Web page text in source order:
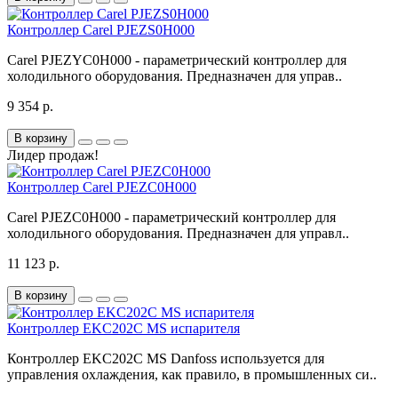
Контроллер Carel PJEZS0H000
Carel PJEZYC0H000 - параметрический контроллер для
холодильного оборудования. Предназначен для управ..
9 354 р.
В корзину
Лидер продаж!
Контроллер Carel PJEZC0H000
Carel PJEZC0H000 - параметрический контроллер для
холодильного оборудования. Предназначен для управл..
11 123 р.
В корзину
Контроллер EKC202C MS испарителя
Контроллер EKC202C MS Danfoss используется для
управления охлаждения, как правило, в промышленных си..